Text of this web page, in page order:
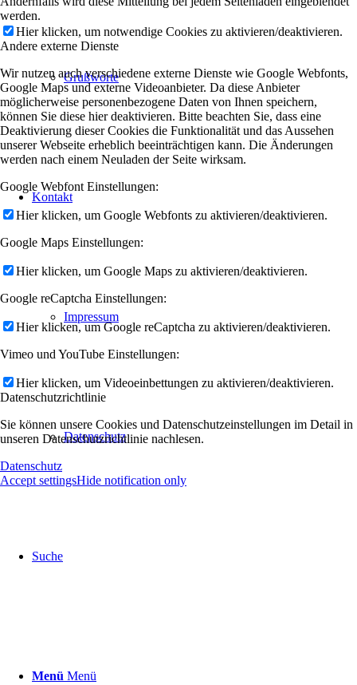
Grußworte
Kontakt
Impressum
Datenschutz
Suche
Menü Menü
werden.
Hier klicken, um notwendige Cookies zu aktivieren/deaktivieren.
Andere externe Dienste
Wir nutzen auch verschiedene externe Dienste wie Google Webfonts,
Google Maps und externe Videoanbieter. Da diese Anbieter
möglicherweise personenbezogene Daten von Ihnen speichern,
können Sie diese hier deaktivieren. Bitte beachten Sie, dass eine
Deaktivierung dieser Cookies die Funktionalität und das Aussehen
unserer Webseite erheblich beeinträchtigen kann. Die Änderungen
werden nach einem Neuladen der Seite wirksam.
Google Webfont Einstellungen:
Hier klicken, um Google Webfonts zu aktivieren/deaktivieren.
Google Maps Einstellungen:
Hier klicken, um Google Maps zu aktivieren/deaktivieren.
Google reCaptcha Einstellungen:
Hier klicken, um Google reCaptcha zu aktivieren/deaktivieren.
Vimeo und YouTube Einstellungen:
Hier klicken, um Videoeinbettungen zu aktivieren/deaktivieren.
Datenschutzrichtlinie
Sie können unsere Cookies und Datenschutzeinstellungen im Detail in
unseren Datenschutzrichtlinie nachlesen.
Datenschutz
Accept settingsHide notification only